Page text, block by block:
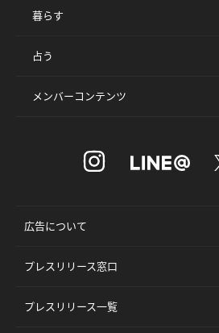
暮らす
占う
メンバーコンテンツ
広告について
プレスリリース窓口
プレスリリース一覧